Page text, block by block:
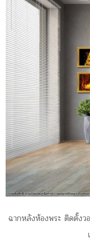
ฉากหลังห้องพระ ติดตั้งว